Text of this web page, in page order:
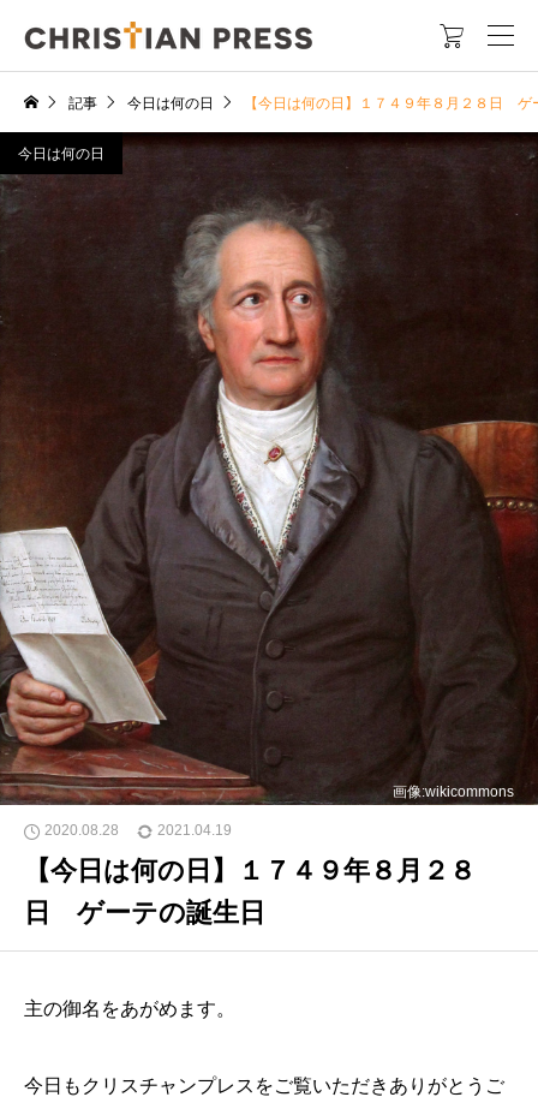

記事 今日は何の日 【今日は何の日】１７４９年８月２８日 ゲ
画像:wikicommons
今日は何の日
2020.08.28 2021.04.19
【今日は何の日】１７４９年８月２８
日 ゲーテの誕生日
主の御名をあがめます。
今日もクリスチャンプレスをご覧いただきありがとうご